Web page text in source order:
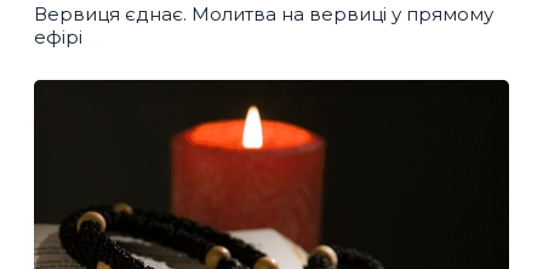
Вервиця єднає. Молитва на вервиці у прямому
ефірі